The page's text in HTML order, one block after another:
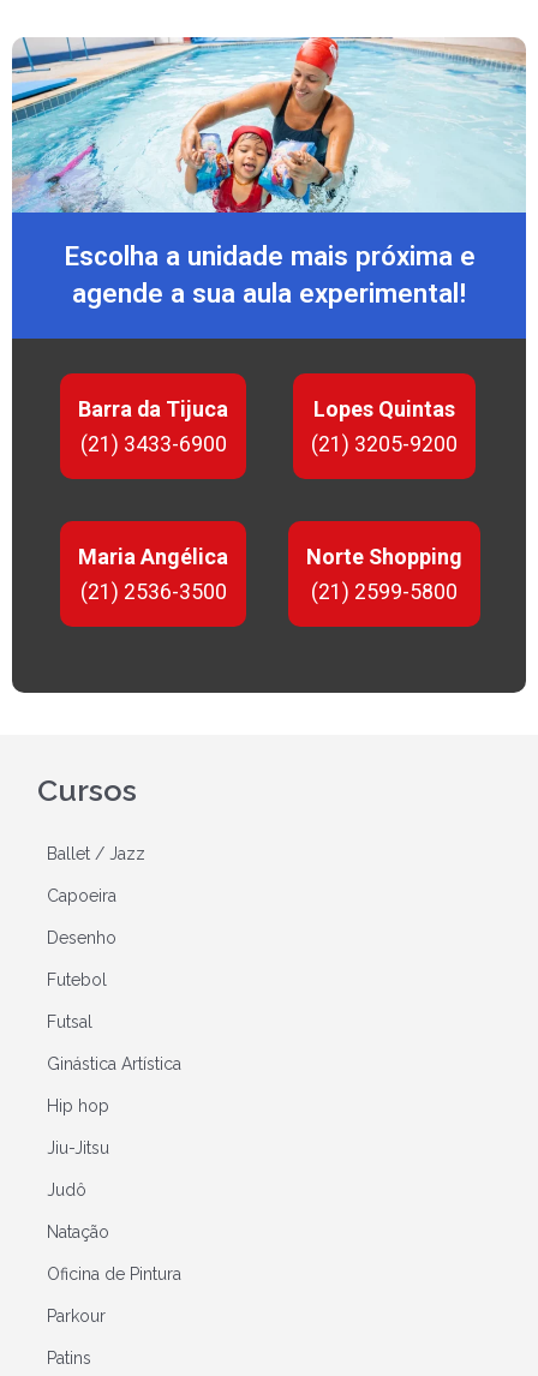
Escolha a unidade mais próxima e
agende a sua aula experimental!
Barra da Tijuca
(21) 3433-6900
Lopes Quintas
(21) 3205-9200
Maria Angélica
(21) 2536-3500
Norte Shopping
(21) 2599-5800
Cursos
Ballet / Jazz
Capoeira
Desenho
Futebol
Futsal
Ginástica Artística
Hip hop
Jiu-Jitsu
Judô
Natação
Oficina de Pintura
Parkour
Patins